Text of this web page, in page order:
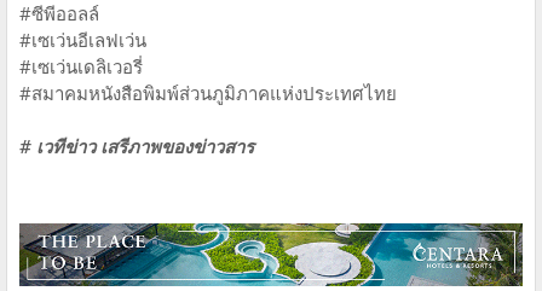
#ซีพีออลล์
#เซเว่นอีเลฟเว่น
#เซเว่นเดลิเวอรี่
#สมาคมหนังสือพิมพ์ส่วนภูมิภาคแห่งประเทศไทย
# เวทีข่าว เสรีภาพของข่าวสาร